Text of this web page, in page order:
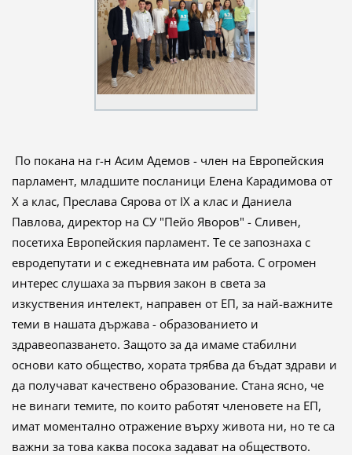
По покана на г-н Асим Адемов - член на Европейския
парламент, младшите посланици Елена Карадимова от
X а клас, Преслава Сярова от IX а клас и Даниела
Павлова, директор на СУ "Пейо Яворов" - Сливен,
посетиха Европейския парламент. Те се запознаха с
евродепутати и с ежедневната им работа. С огромен
интерес слушаха за първия закон в света за
изкуствения интелект, направен от ЕП, за най-важните
теми в нашата държава - образованието и
здравеопазването. Защото за да имаме стабилни
основи като общество, хората трябва да бъдат здрави и
да получават качествено образование. Стана ясно, че
не винаги темите, по които работят членовете на ЕП,
имат моментално отражение върху живота ни, но те са
важни за това каква посока задават на обществото.